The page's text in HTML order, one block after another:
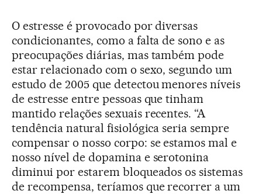
O estresse é provocado por diversas
condicionantes, como a falta de sono e as
preocupações diárias, mas também pode
estar relacionado com o sexo, segundo um
estudo de 2005 que detectou menores níveis
de estresse entre pessoas que tinham
mantido relações sexuais recentes. “A
tendência natural fisiológica seria sempre
compensar o nosso corpo: se estamos mal e
nosso nível de dopamina e serotonina
diminui por estarem bloqueados os sistemas
de recompensa, teríamos que recorrer a um